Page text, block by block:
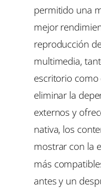
permitido una
mejor
reproducción
multimedia,
escritorio como
eliminar la
externos y
nativa, los
mostrar con la
más
antes y un